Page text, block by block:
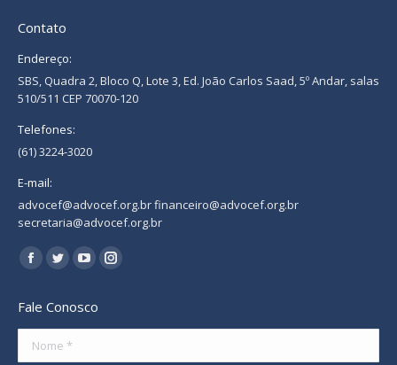
Contato
Endereço:
SBS, Quadra 2, Bloco Q, Lote 3, Ed. João Carlos Saad, 5º Andar, salas
510/511 CEP 70070-120
Telefones:
(61) 3224-3020
E-mail:
advocef@advocef.org.br financeiro@advocef.org.br
secretaria@advocef.org.br
Encontre-nos em:
Facebook
opens
new
Twitter
opens
new
YouTube
opens
new
Instagram
new
Fale Conosco